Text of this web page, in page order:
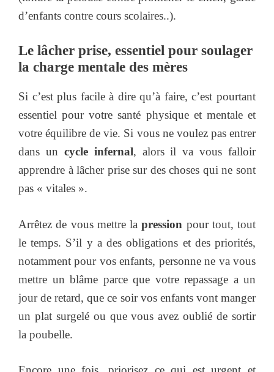
d’enfants contre cours scolaires..).
Le lâcher prise, essentiel pour soulager
la charge mentale des mères
Si c’est plus facile à dire qu’à faire, c’est pourtant
essentiel pour votre santé physique et mentale et
votre équilibre de vie. Si vous ne voulez pas entrer
dans un cycle infernal, alors il va vous falloir
apprendre à lâcher prise sur des choses qui ne sont
pas « vitales ».
Arrêtez de vous mettre lapression pour tout, tout
le temps. S’il y a des obligations et des priorités,
notamment pour vos enfants, personne ne va vous
mettre un blâme parce que votre repassage a un
jour de retard, que ce soir vos enfants vont manger
un plat surgelé ou que vous avez oublié de sortir
la poubelle.